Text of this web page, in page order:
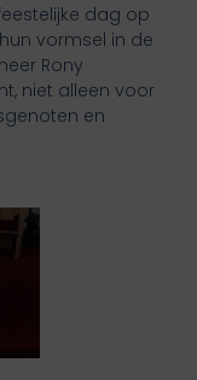
dag op
vormsel in de
Rony
niet alleen voor
en